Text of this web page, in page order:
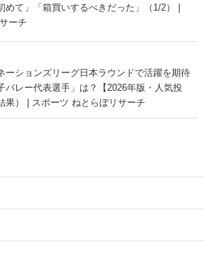
て」「箱買いするべきだった」（1/2） |
ーチ
ーションズリーグ日本ラウンドで活躍を期待
バレー代表選手」は？【2026年版・人気投
果） | スポーツ ねとらぼリサーチ